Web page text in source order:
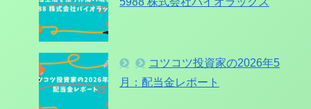
コツコツ投資家の2026年5
月：配当金レポート